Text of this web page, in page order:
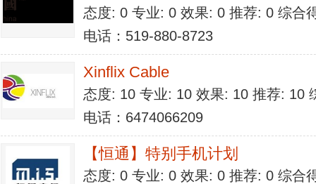
态度: 0 专业: 0 效果: 0 推荐: 0 综合
电话：519-880-8723
Xinflix Cable
态度: 10 专业: 10 效果: 10 推荐: 10
电话：6474066209
【恒通】特别手机计划
态度: 0 专业: 0 效果: 0 推荐: 0 综合